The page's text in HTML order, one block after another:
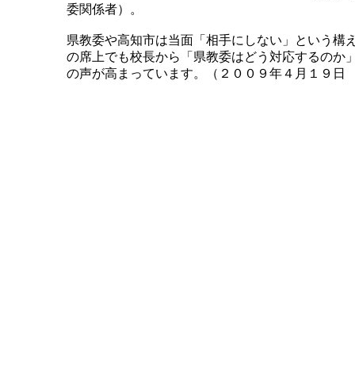
委関係者）。
県教委や高知市は当面「相手にしない」という構
の席上でも校長から「県教委はどう対応するのか
の声が高まっています。（２００９年４月１９